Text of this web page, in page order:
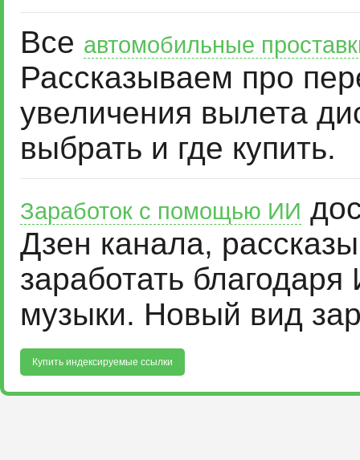
Все автомобильные
Рассказываем про
увеличения вылета
выбрать и где купить.
Заработок с помощью ИИ
Дзен канала,
заработать
музыки. Новый вид
Купить индексируемые ссылки